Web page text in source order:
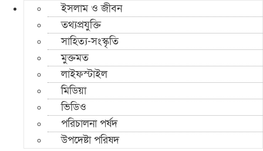
ইসলাম ও জীবন
তথ্যপ্রযুক্তি
সাহিত্য-সংস্কৃতি
মুক্তমত
লাইফস্টাইল
মিডিয়া
ভিডিও
পরিচালনা পর্ষদ
উপদেষ্টা পরিষদ